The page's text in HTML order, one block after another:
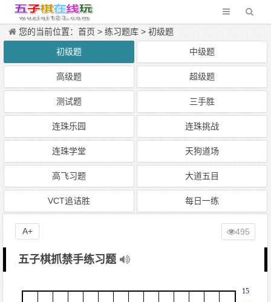
您的当前位置：首页 >练习题库 >初级题
初级题 中级题
高级题 超级题
测试题 三手胜
连珠乐园 连珠挑战
连珠学堂 天狗道场
高飞习题 大道五目
VCT追诘胜 每日一练
五子棋抓禁手练习题
495
A+